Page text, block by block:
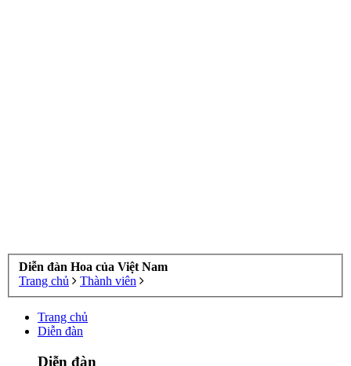
Diễn đàn Hoa của Việt Nam
Trang chủ
Thành viên
Trang chủ
Diễn đàn
Diễn đàn